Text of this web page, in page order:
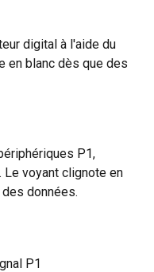
digital à l'aide du
en blanc dès que des
P1,
voyant clignote en
données.
P1